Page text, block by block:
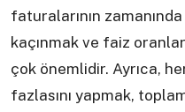
faturalarının
kaçınmak ve faiz
çok önemlidir. Ayrıca,
fazlasını yapmak,